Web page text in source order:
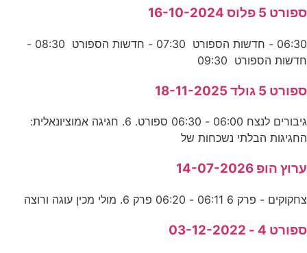
ספורט 5 פלוס 16-10-2024
06:30 - חדשות הספורט 07:30 - חדשות הספורט 08:30 -
חדשות הספורט 09:30
ספורט 5 גולד 18-11-2025
גיבורים לנצח 06:00 - 06:30 ספורט. 6. חגיגה אמוציונאלית:
החגיגות הבלתי נשכחות של
ערוץ הופ 14-07-2026
צחקוקים - פרק 6 06:11 - 06:20 פרק 6. מולי מכין עוגה ורוצה
ספורט 4 - 03-12-2022